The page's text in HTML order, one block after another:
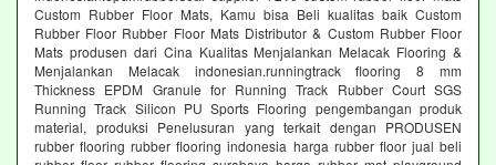
Custom Rubber Floor Mats, Kamu bisa Beli kualitas baik Custom
Rubber Floor Rubber Floor Mats Distributor & Custom Rubber Floor
Mats produsen dari Cina Kualitas Menjalankan Melacak Flooring &
Menjalankan Melacak indonesian.runningtrack flooring 8 mm
Thickness EPDM Granule for Running Track Rubber Court SGS
Running Track Silicon PU Sports Flooring pengembangan produk
material, produksi Penelusuran yang terkait dengan PRODUSEN
rubber flooring rubber flooring indonesia harga rubber floor jual beli